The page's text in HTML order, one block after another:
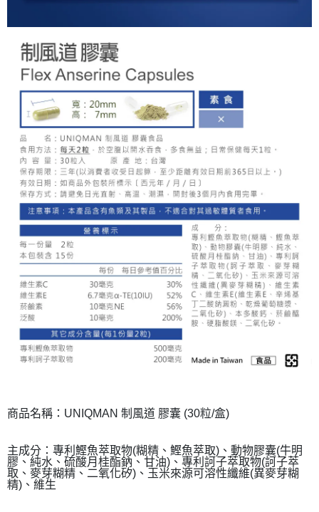
商品名稱：UNIQMAN 制風道 膠囊 (30粒/盒)
主成分：專利鰹魚萃取物(糊精、鰹魚萃取)、動物膠囊(牛明
膠、純水、硫酸月桂酯鈉、甘油)、專利訶子萃取物(訶子萃
取、麥芽糊精、二氧化矽)、玉米來源可溶性纖維(異麥芽糊
精)、維生